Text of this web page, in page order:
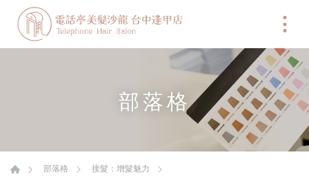
部落格
部落格 接髮：增髮魅力